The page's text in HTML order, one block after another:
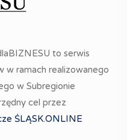
to serwis
w ramach realizowanego
w Subregionie
cel przez
ŚLĄSK.ONLINE